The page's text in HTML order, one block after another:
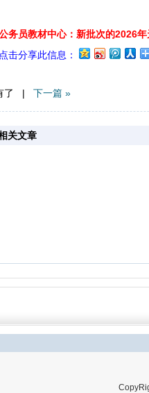
务员教材中心：新批次的2026
点击分享此信息：
了 | 下一篇 »
关文章